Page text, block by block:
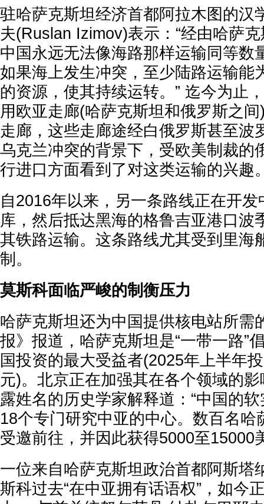
驻哈萨克斯坦经济首都阿拉木图的汉
夫(Ruslan Izimov)表示：“经由哈萨
中国永远无法像海路那样运输同等数
如果海上发生冲突，至少陆路运输能
的资源，使其持续运转。” 迄今为止
用欧亚走廊(哈萨克斯坦和俄罗斯之
走廊，这些走廊途经白俄罗斯甚至波
乌克兰冲突的背景下，受欧美制裁的
行进口方面看到了对这类运输的兴趣
自2016年以来，另一条路线正在开
库，然后抵达黑海的格鲁吉亚港口波
其铁路运输。这条路线尤其受到里海
制。
莫斯科面临严峻的制衡压力
哈萨克斯坦还为中国提供核电站所需
报》报道，哈萨克斯坦是“一带一路”
国投资的最大受益者(2025年上半年
元)。北京正在加强其在各个领域的
露姓名的历史学家解释道：“中国的
18个专门研究中亚的中心。数百名哈
受邀前往，并因此获得5000至15000
一位来自哈萨克斯坦政治首都阿斯塔
斯科过去“在中亚拥有话语权”，如今